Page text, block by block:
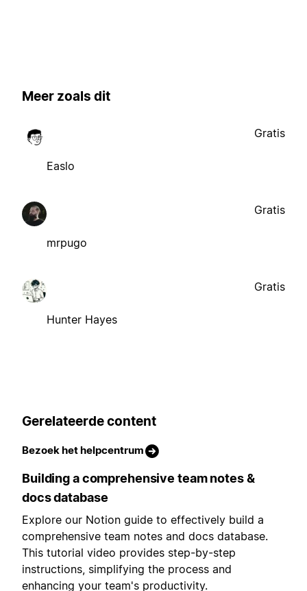
Meer zoals dit
Easlo
Gratis
mrpugo
Gratis
Hunter Hayes
Gratis
Gerelateerde content
Bezoek het helpcentrum
Building a comprehensive team notes &
docs database
Explore our Notion guide to effectively build a
comprehensive team notes and docs database.
This tutorial video provides step-by-step
instructions, simplifying the process and
enhancing your team's productivity.